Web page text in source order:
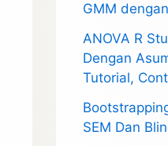
GMM
ANOVA R
Dengan
Tutorial,
SEM Dan